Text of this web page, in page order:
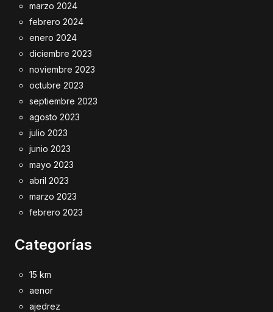
marzo 2024
febrero 2024
enero 2024
diciembre 2023
noviembre 2023
octubre 2023
septiembre 2023
agosto 2023
julio 2023
junio 2023
mayo 2023
abril 2023
marzo 2023
febrero 2023
Categorías
15 km
aenor
ajedrez